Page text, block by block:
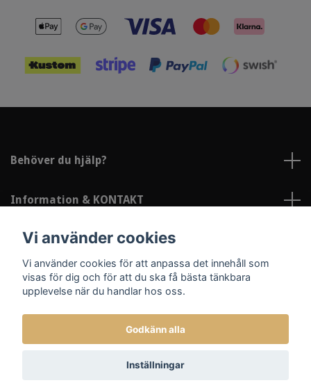
Behöver du hjälp?
Information & KONTAKT
Sociala medier
© 2026 Lindströms Reklam och Profil
Vi använder cookies
Vi använder cookies för att anpassa det innehåll som
visas för dig och för att du ska få bästa tänkbara
upplevelse när du handlar hos oss.
Godkänn alla
Inställningar